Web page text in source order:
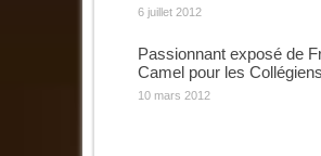
6 juillet 2012
Passionnant exposé de
Camel pour les Collégiens
10 mars 2012